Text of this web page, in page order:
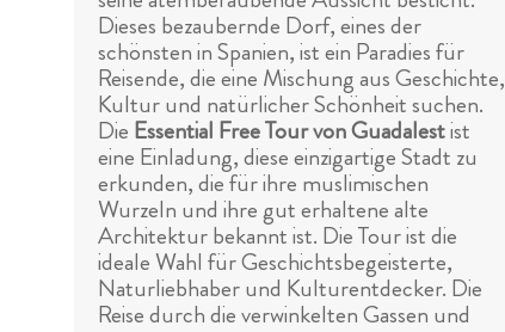
Dieses bezaubernde Dorf, eines der
schönsten in Spanien, ist ein Paradies für
Reisende, die eine Mischung aus Geschichte,
Kultur und natürlicher Schönheit suchen.
Die Essential Free Tour von Guadalestist
eine Einladung, diese einzigartige Stadt zu
erkunden, die für ihre muslimischen
Wurzeln und ihre gut erhaltene alte
Architektur bekannt ist. Die Tour ist die
ideale Wahl für Geschichtsbegeisterte,
Naturliebhaber und Kulturentdecker. Die
Reise durch die verwinkelten Gassen und